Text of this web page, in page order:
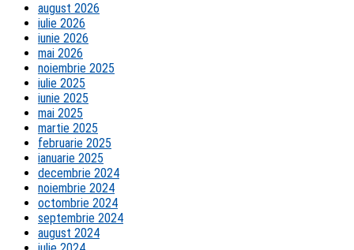
august 2026
iulie 2026
iunie 2026
mai 2026
noiembrie 2025
iulie 2025
iunie 2025
mai 2025
martie 2025
februarie 2025
ianuarie 2025
decembrie 2024
noiembrie 2024
octombrie 2024
septembrie 2024
august 2024